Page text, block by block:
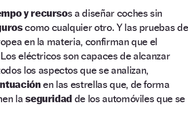
y recursos a diseñar coches sin
como cualquier otro. Y las pruebas de
en la materia, confirman que el
eléctricos son capaces de alcanzar
los aspectos que se analizan,
en las estrellas que, de forma
laseguridad de los automóviles que se